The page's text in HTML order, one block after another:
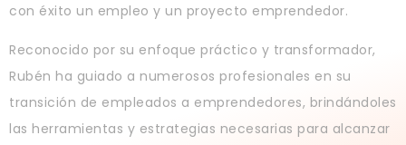
con éxito un empleo y un proyecto emprendedor.
Reconocido por su enfoque práctico y transformador,
Rubén ha guiado a numerosos profesionales en su
transición de empleados a emprendedores, brindándoles
las herramientas y estrategias necesarias para alcanzar